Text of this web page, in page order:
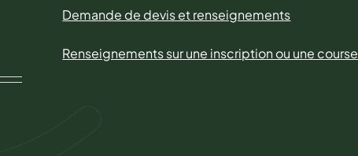
Demande de devis et renseignements
Renseignements sur une inscription ou une course